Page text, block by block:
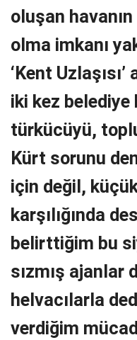
oluşan
olma imkanı
‘Kent
iki kez belediye
türkücüyü,
Kürt sorunu
için değil,
karşılığında
belirttiğim bu
sızmış ajanlar
helvacılarla
verdiğim